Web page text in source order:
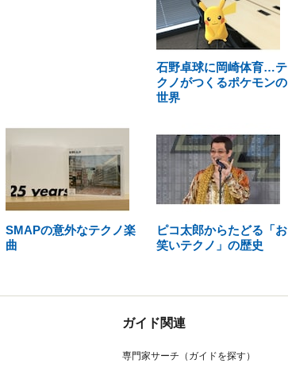
石野卓球に岡崎体育…テ
クノがつくるポケモンの
世界
SMAPの意外なテクノ楽
曲
ピコ太郎からたどる「お
笑いテクノ」の歴史
ガイド関連
専門家サーチ（ガイドを探す）